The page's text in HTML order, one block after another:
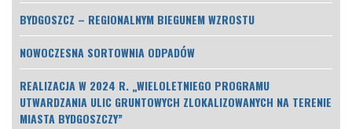
BYDGOSZCZ – REGIONALNYM BIEGUNEM WZROSTU
NOWOCZESNA SORTOWNIA ODPADÓW
REALIZACJA W 2024 R. „WIELOLETNIEGO PROGRAMU
UTWARDZANIA ULIC GRUNTOWYCH ZLOKALIZOWANYCH NA TERENIE
MIASTA BYDGOSZCZY”